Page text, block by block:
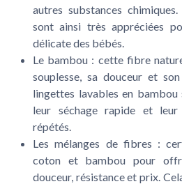
autres substances
sont ainsi très appréciées
délicate des bébés.
Le bambou : cette fibre
souplesse, sa douceur et
lingettes lavables en
leur séchage rapide et leur
répétés.
Les mélanges de fibres :
coton et bambou pour
douceur, résistance et prix.